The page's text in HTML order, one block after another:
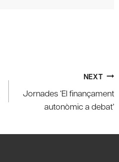
NEXT
Jornades ‘El finançament
autonòmic a debat’